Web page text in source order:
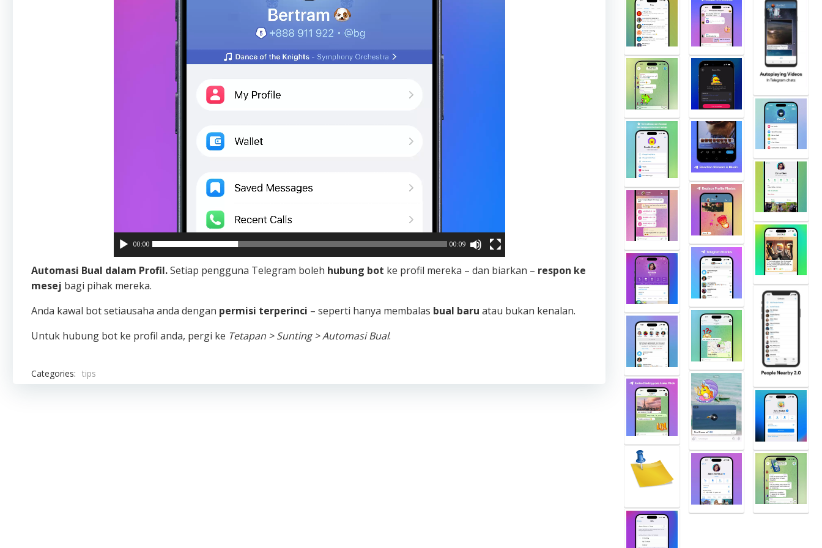
00:00 00:09
Automasi Bual dalam Profil.Setiap pengguna Telegram boleh hubung bot ke profil mereka – dan biarkan – respon ke
mesej bagi pihak mereka.
Anda kawal bot setiausaha anda dengan permisi terperinci – seperti hanya membalas bual baru atau bukan kenalan.
Untuk hubung bot ke profil anda, pergi ke Tetapan > Sunting > Automasi Bual.
Categories: tips